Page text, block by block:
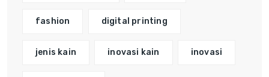
fashion digital printing
jenis kain inovasi kain inovasi